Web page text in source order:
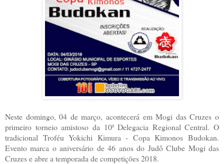
Neste domingo, 04 de março, acontecerá em Mogi das Cruzes o
primeiro torneio amistoso da 10ª Delegacia Regional Central. O
tradicional Troféu Yokichi Kimura - Copa Kimonos Budokan.
Evento marca o aniversário de 46 anos do Judô Clube Mogi das
Cruzes e abre a temporada de competições 2018.